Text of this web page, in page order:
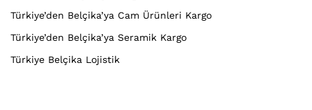
Türkiye’den Belçika’ya Cam Ürünleri Kargo
Türkiye’den Belçika’ya Seramik Kargo
Türkiye Belçika Lojistik